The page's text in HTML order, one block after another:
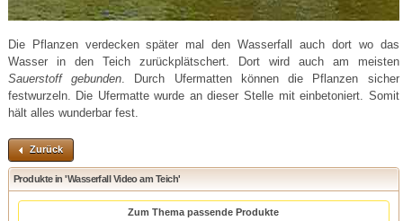
Die Pflanzen verdecken später mal den Wasserfall auch dort wo das
Wasser in den Teich zurückplätschert. Dort wird auch am meisten
Sauerstoff gebunden . Durch Ufermatten können die Pflanzen sicher
festwurzeln. Die Ufermatte wurde an dieser Stelle mit einbetoniert. Somit
hält alles wunderbar fest.
Zurück
Produkte in 'Wasserfall Video am Teich'
Zum Thema passende Produkte